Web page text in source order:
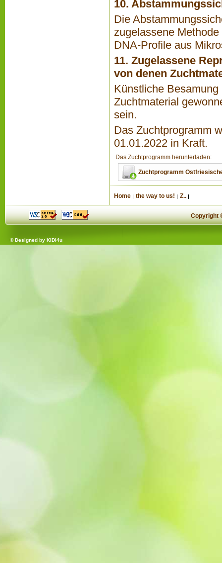
10.
Die
zugelassene
DNA-Profile aus
11. Zugelassene
von denen
Künstliche
Zuchtmaterial
sein.
Das Zuchtprogramm
01.01.2022 in Kraft.
Das Zuchtprogramm herunterladen:
Zuchtprogramm
Home the way to us! Z..
Copyright
© Designed by KIDI4u